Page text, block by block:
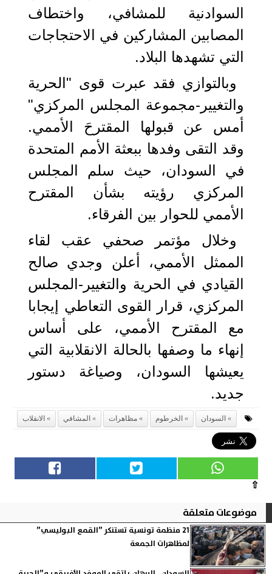
السوادنية للمشافي، واختطاف
المصابين المشاركين في الاحتجاجات
التي تشهدها البلاد.
وبالتوازي فقد عبرت قوى "الحرية
والتغيير-مجموعة المجلس المركزي"
أمس عن قبولها المقترحَ الأممي.
وقد التقى وفدها ببعثة الأمم المتحدة
في السودان، حيث سلم المجلس
المركزي رؤيته بشأن المقترح
الأممي للحوار بين الفرقاء.
وخلال مؤتمر صحفي عقب لقاء
الممثل الأممي، أعلن وجدي صالح
القيادي في الحرية والتغيير-المجلس
المركزي، قرار القوى التعاطي إيجابا
مع المقترح الأممي، على أساس
إنهاء ما وصفها بالحالة الانقلابية التي
يعيشها السودان، وصياغة دستور
جديد.
السودان الخرطوم مظاهرات المشافي الانقلاب
⇧
موضوعات متعلقة
21 منظمة تونسية تستنكر ”القمع البوليسي”
لمظاهرات الجمعة